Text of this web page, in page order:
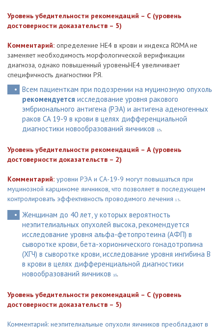
Уровень убедительности рекомендаций – С (уровень
достоверности доказательств – 5)
Комментарий: определение HE4 в крови и индекса ROMA не
заменяет необходимость морфологической верификации
диагноза, однако повышенный уровеньНЕ4 увеличивает
специфичность диагностики РЯ.
Всем пациенткам при подозрении на муцинозную опухоль
рекомендуется исследование уровня ракового
эмбрионального антигена (РЭА) и антигена аденогенных
раков CA 19-9 в крови в целях дифференциальной
диагностики новообразований яичников 15.
Уровень убедительности рекомендаций – А (уровень
достоверности доказательств – 2)
Комментарий: уровни РЭА и СА-19-9 могут повышаться при
муцинозной карциноме яичников, что позволяет в последующем
контролировать эффективность проводимого лечения 15.
Женщинам до 40 лет, у которых вероятность
неэпителиальных опухолей высока, рекомендуется
исследование уровня альфа-фетопротеина (АФП) в
сыворотке крови, бета-хорионического гонадотропина
(ХГЧ) в сыворотке крови, исследование уровня ингибина B
в крови в целях дифференциальной диагностики
новообразований яичников 16.
Уровень убедительности рекомендаций – С (уровень
достоверности доказательств – 5)
Комментарий: неэпителиальные опухоли яичников преобладают в